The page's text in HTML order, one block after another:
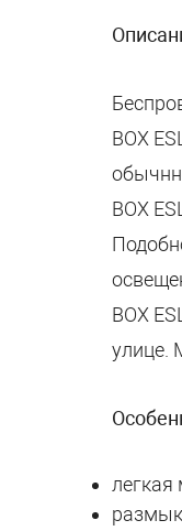
BOX
BOX
BOX
улице.